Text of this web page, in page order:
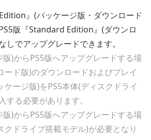
』(パッケージ版・ダウンロード
版『Standard Edition』(ダウンロ
しでアップグレードできます。
)からPS5版へアップグレードする場
ード版)のダウンロードおよびプレイ
ケージ版)をPS5本体(ディスクドライ
する必要があります。
)からPS5版へアップグレードする場
クドライブ搭載モデル)が必要となり